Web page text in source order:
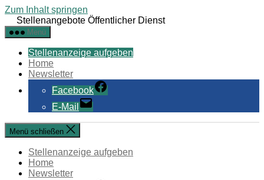
Zum Inhalt springen
Stellenangebote Öffentlicher Dienst
Menü
Stellenanzeige aufgeben
Home
Newsletter
Facebook
E-Mail
Menü schließen
Stellenanzeige aufgeben
Home
Newsletter